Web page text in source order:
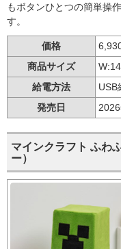
もボタンひとつの簡単操
す。
価格
商品サイズ
給電方法
USB
発売日
マインクラフト ふわ
ー）